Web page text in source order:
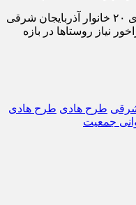
مطالعه طرح هادی همه روستاهای بالای ۲۰ خانوار آذربایجان شرقی
نیاز روستاها در بازه
شرقی طرح هادی طرح هادی
جمعیت